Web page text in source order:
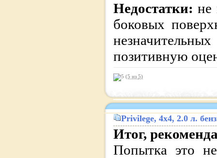
Недостатки: не
боковых
позитивную
(5 из 5)
Privilege, 4x4, 2.0 л.
Итог,
Попытка это